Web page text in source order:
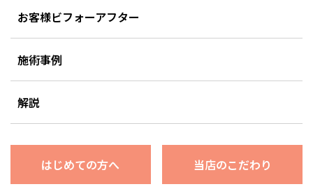
お客様ビフォーアフター
施術事例
解説
はじめての方へ 当店のこだわり